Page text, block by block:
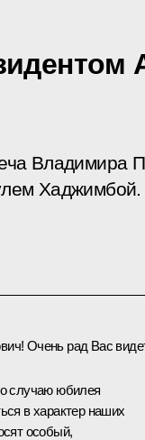
Владимира
Хаджимбой.
Очень рад Вас
случаю юбилея
в характер наших
особый,